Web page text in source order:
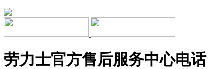
劳力士官方售后服务中心电话